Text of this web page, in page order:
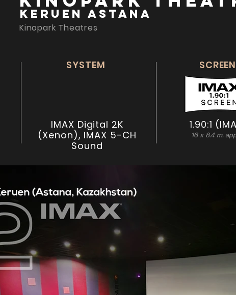
Keruen Astana
Kinopark Theatres
SYSTEM
IMAX Digital 2K
(Xenon), IMAX 5-CH
Sound
SCREEN
1.90:1
16 x 8.4 m.